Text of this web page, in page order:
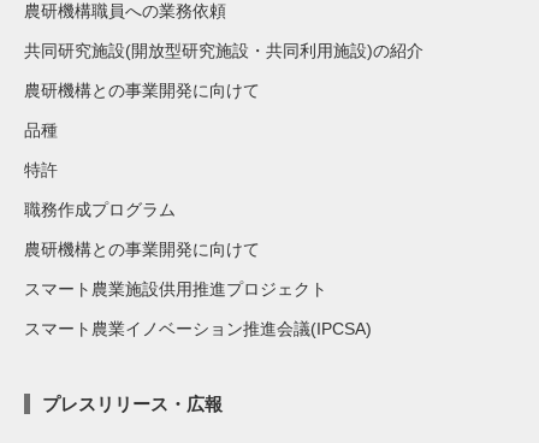
農研機構職員への業務依頼
共同研究施設(開放型研究施設・共同利用施設)の紹介
農研機構との事業開発に向けて
品種
特許
職務作成プログラム
農研機構との事業開発に向けて
スマート農業施設供用推進プロジェクト
スマート農業イノベーション推進会議(IPCSA)
プレスリリース・広報